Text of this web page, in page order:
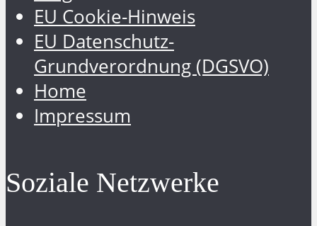
EU Cookie-Hinweis
EU Datenschutz-
Grundverordnung (DGSVO)
Home
Impressum
Soziale Netzwerke